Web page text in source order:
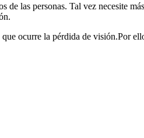
de las personas. Tal vez necesite
ocurre la pérdida de visión.Por